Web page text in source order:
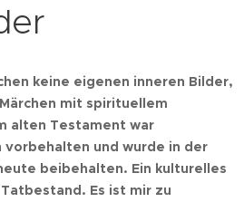
keine eigenen inneren Bilder,
mit spirituellem
alten Testament war
und wurde in der
beibehalten. Ein kulturelles
Es ist mir zu